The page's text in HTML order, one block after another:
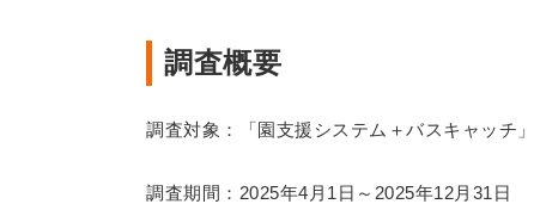
調査概要
調査対象：「園支援システム＋バスキャッチ
調査期間：2025年4月1日～2025年12月31日